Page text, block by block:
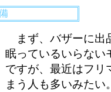
まず、バザーに出
眠っているいらない
ですが、最近はフリ
まう人も多いみた